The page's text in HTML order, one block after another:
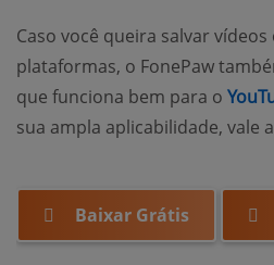
Caso você queira salvar
plataformas, o FonePaw
que funciona bem para o
sua ampla aplicabilidade, vale
Baixar Grátis